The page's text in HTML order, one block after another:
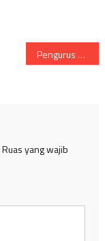
Pengurus Saka Bakti Husada Muba Masa Bhakti 2023-2028 Resmi Dilantik
Ruas yang wajib